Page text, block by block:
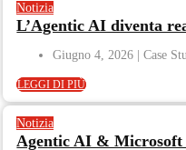
Notizia
L’Agentic AI diventa
Giugno 4, 2026
LEGGI DI PIÙ
Notizia
Agentic AI & Microsoft